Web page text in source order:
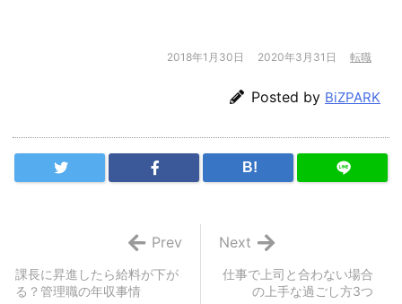
2018年1月30日 2020年3月31日 転職
Posted by BiZPARK
B!
仕事で上司と合わない場合
の上手な過ごし方3つ
Next
課長に昇進したら給料が下が
る？管理職の年収事情
Prev